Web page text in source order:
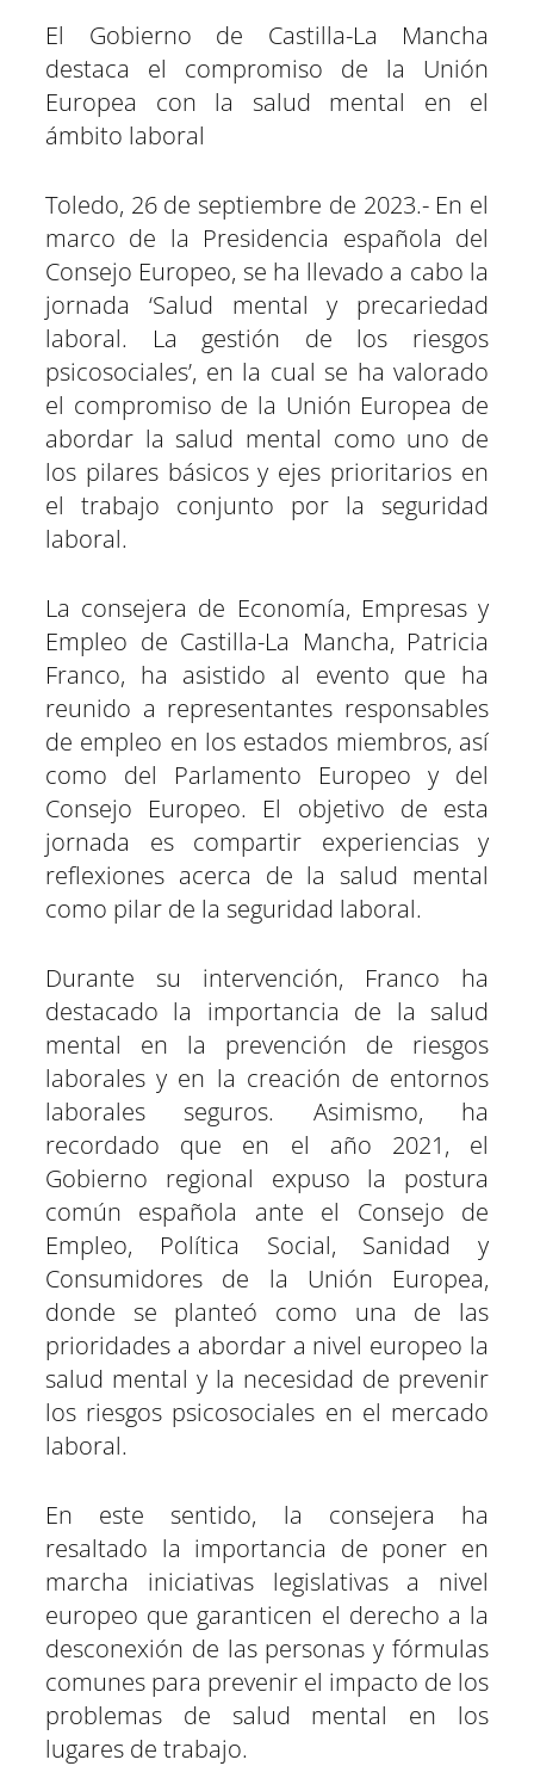
r
t
i
r
e
n
t
e
r
)
r
t
i
r
e
n
o r
t
i
r
A
p
a
r
t
i
r
g
r
m i
r
e
n
s
t
a
r
t
i
r
e
d
n
El Gobierno de Castilla-La Mancha
destaca el compromiso de la Unión
Europea con la salud mental en el
ámbito laboral
Toledo, 26 de septiembre de 2023.- En el
marco de la Presidencia española del
Consejo Europeo, se ha llevado a cabo la
jornada ‘Salud mental y precariedad
laboral. La gestión de los riesgos
psicosociales’, en la cual se ha valorado
el compromiso de la Unión Europea de
abordar la salud mental como uno de
los pilares básicos y ejes prioritarios en
el trabajo conjunto por la seguridad
laboral.
La consejera de Economía, Empresas y
Empleo de Castilla-La Mancha, Patricia
Franco, ha asistido al evento que ha
reunido a representantes responsables
de empleo en los estados miembros, así
como del Parlamento Europeo y del
Consejo Europeo. El objetivo de esta
jornada es compartir experiencias y
reflexiones acerca de la salud mental
como pilar de la seguridad laboral.
Durante su intervención, Franco ha
destacado la importancia de la salud
mental en la prevención de riesgos
laborales y en la creación de entornos
laborales seguros. Asimismo, ha
recordado que en el año 2021, el
Gobierno regional expuso la postura
común española ante el Consejo de
Empleo, Política Social, Sanidad y
Consumidores de la Unión Europea,
donde se planteó como una de las
prioridades a abordar a nivel europeo la
salud mental y la necesidad de prevenir
los riesgos psicosociales en el mercado
laboral.
En este sentido, la consejera ha
resaltado la importancia de poner en
marcha iniciativas legislativas a nivel
europeo que garanticen el derecho a la
desconexión de las personas y fórmulas
comunes para prevenir el impacto de los
problemas de salud mental en los
lugares de trabajo.